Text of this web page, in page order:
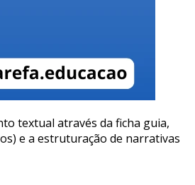
textual através da ficha guia,
e a estruturação de narrativas